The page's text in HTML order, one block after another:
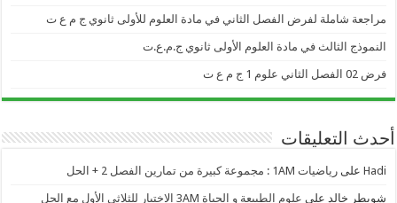
مراجعة شاملة لفرض الفصل الثاني في مادة العلوم للأولى ثانوي ج م ع ت
النموذج الثالث في مادة العلوم الأولى ثانوي ج.م.ع.ت
فرض 02 الفصل الثاني علوم 1 ج م ع ت
أحدث التعليقات
Hadi علىرياضيات 1AM : مجموعة كبيرة من تمارين الفصل 2 + الحل
شويطر خالد على علوم الطبيعة و الحياة 3AM الاختبار للثلاثي الأول مع الحل